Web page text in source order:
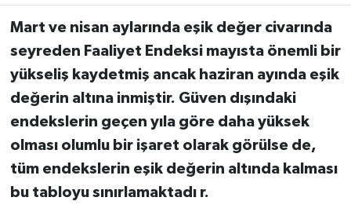
Mart ve nisan aylarında eşik değer civarında
seyreden Faaliyet Endeksi mayısta önemli bir
yükseliş kaydetmiş ancak haziran ayında eşik
değerin altına inmiştir. Güven dışındaki
endekslerin geçen yıla göre daha yüksek
olması olumlu bir işaret olarak görülse de,
tüm endekslerin eşik değerin altında kalması
bu tabloyu sınırlamaktadı r.